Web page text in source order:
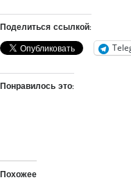
Поделиться ссылкой:
Понравилось это:
Похожее